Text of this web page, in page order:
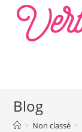
content
Blog
> Non classé >